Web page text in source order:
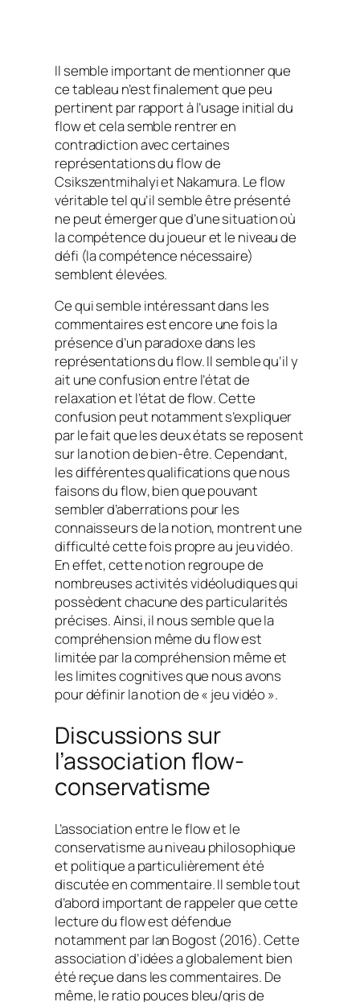
Il semble important de mentionner que
ce tableau n’est finalement que peu
pertinent par rapport à l’usage initial du
flowet cela semble rentrer en
contradiction avec certaines
représentations duflowde
Csikszentmihalyi et Nakamura. Leflow
véritable tel qu’il semble être présenté
ne peut émerger que d’une situation où
la compétence du joueur et le niveau de
défi (la compétence nécessaire)
semblent élevées.
Ce qui semble intéressant dans les
commentaires est encore une fois la
présence d’un paradoxe dans les
représentations du flow. Il semble qu’il y
ait une confusion entre l’état de
relaxation et l’état deflow. Cette
confusion peut notamment s’expliquer
par le fait que les deux états se reposent
sur la notion de bien-être. Cependant,
les différentes qualifications que nous
faisons duflow, bien que pouvant
sembler d’aberrations pour les
connaisseurs de la notion, montrent une
difficulté cette fois propre au jeu vidéo.
En effet, cette notion regroupe de
nombreuses activités vidéoludiques qui
possèdent chacune des particularités
précises. Ainsi, il nous semble que la
compréhension même duflowest
limitée par la compréhension même et
les limites cognitives que nous avons
pour définir la notion de « jeu vidéo ».
Discussions sur
l’association flow-
conservatisme
L’association entre leflowet le
conservatisme au niveau philosophique
et politique a particulièrement été
discutée en commentaire. Il semble tout
d’abord important de rappeler que cette
lecture duflowest défendue
notamment par Ian Bogost (2016). Cette
association d’idées a globalement bien
été reçue dans les commentaires. De
même, le ratio pouces bleu/gris de